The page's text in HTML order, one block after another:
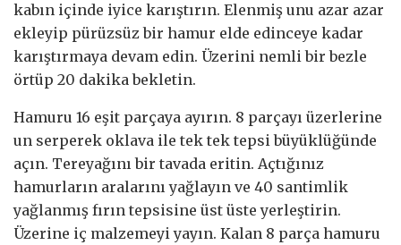
kabın içinde iyice karıştırın. Elenmiş unu azar azar
ekleyip pürüzsüz bir hamur elde edinceye kadar
karıştırmaya devam edin. Üzerini nemli bir bezle
örtüp 20 dakika bekletin.
Hamuru 16 eşit parçaya ayırın. 8 parçayı üzerlerine
un serperek oklava ile tek tek tepsi büyüklüğünde
açın. Tereyağını bir tavada eritin. Açtığınız
hamurların aralarını yağlayın ve 40 santimlik
yağlanmış fırın tepsisine üst üste yerleştirin.
Üzerine iç malzemeyi yayın. Kalan 8 parça hamuru